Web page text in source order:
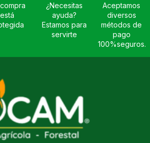
está
¿Necesitas
ayuda?
Estamos para
servirte
Aceptamos
diversos
métodos de
pago
100%seguros.